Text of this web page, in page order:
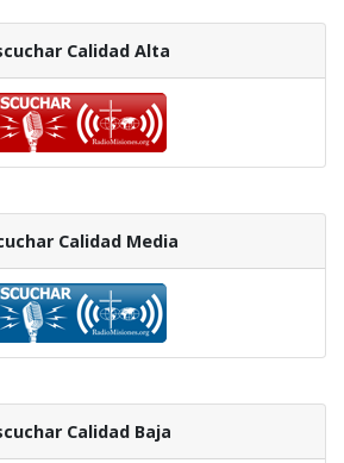
Calidad Alta
Calidad Media
Calidad Baja